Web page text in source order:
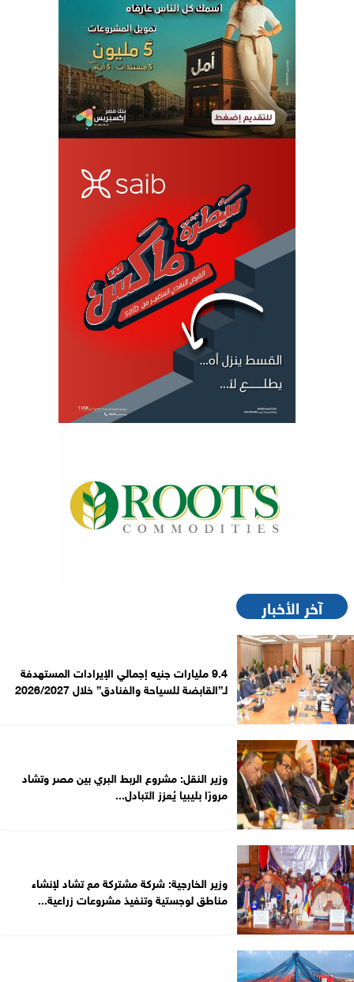
آخر الأخبار
9.4 مليارات جنيه إجمالي الإيرادات المستهدفة
لـ”القابضة للسياحة والفنادق” خلال 2026/2027
وزير النقل: مشروع الربط البري بين مصر وتشاد
مرورًا بليبيا يُعزز التبادل...
وزير الخارجية: شركة مشتركة مع تشاد لإنشاء
مناطق لوجستية وتنفيذ مشروعات زراعية...